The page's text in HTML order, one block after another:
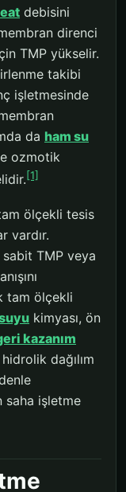
debisini
direnci
TMP yükselir.
takibi
işletmesinde
da ham su
ozmotik
[1]
ölçekli tesis
vardır.
TMP veya
tam ölçekli
kimyası, ön
kazanım
dağılım
saha işletme